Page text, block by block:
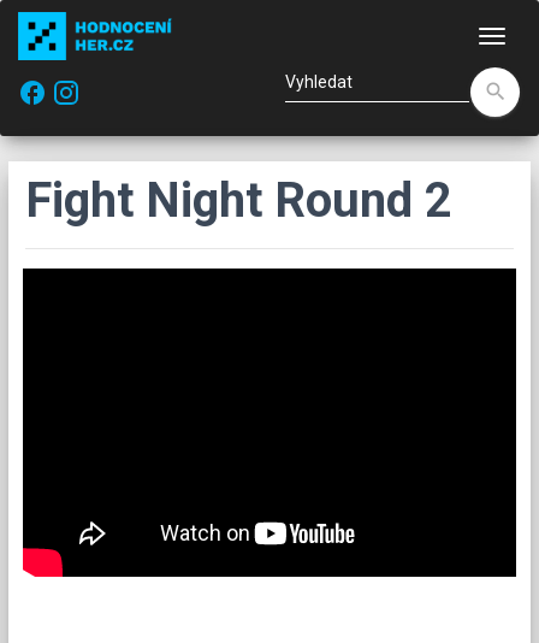
facebook
search
Fight Night Round 2